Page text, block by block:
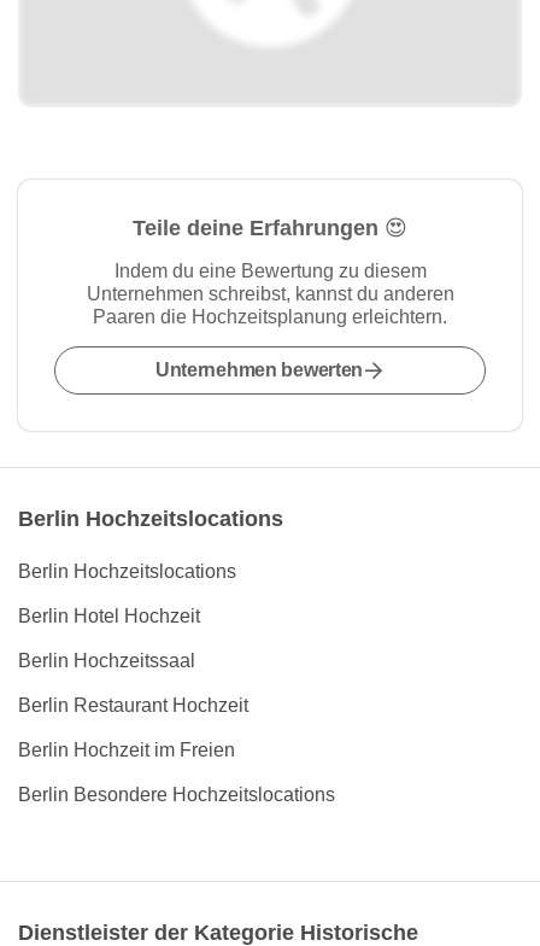
Teile deine Erfahrungen 😍
Indem du eine Bewertung zu diesem
Unternehmen schreibst, kannst du anderen
Paaren die Hochzeitsplanung erleichtern.
Unternehmen bewerten
Berlin Hochzeitslocations
Berlin Hochzeitslocations
Berlin Hotel Hochzeit
Berlin Hochzeitssaal
Berlin Restaurant Hochzeit
Berlin Hochzeit im Freien
Berlin Besondere Hochzeitslocations
Dienstleister der Kategorie Historische